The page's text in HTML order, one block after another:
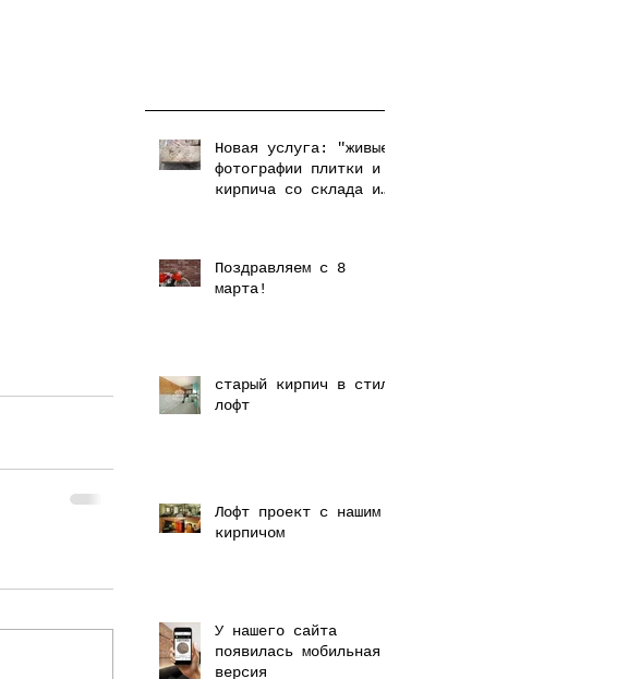
Новая услуга: "живые"
фотографии плитки и
кирпича со склада и
Поздравляем с 8
марта!
старый кирпич в стиле
лофт
Лофт проект с нашим
кирпичом
У нашего сайта
появилась мобильная
версия